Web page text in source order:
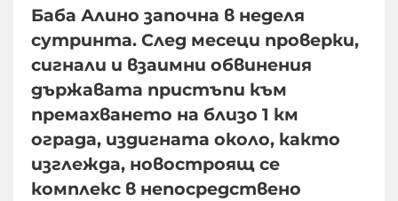
Баба Алино започна в неделя
сутринта. След месеци проверки,
сигнали и взаимни обвинения
държавата пристъпи към
премахването на близо 1 км
ограда, издигната около, както
изглежда, новостроящ се
комплекс в непосредствено